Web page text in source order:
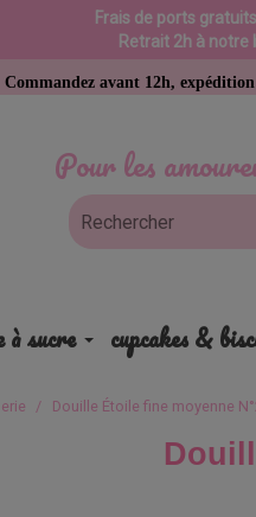
Frais de ports
Retrait 2h à
Pour les
avant 12h, expédition le jour
à sucre cupcakes &
Douille Étoile fine moyenne